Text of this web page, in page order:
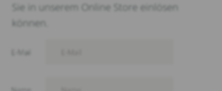
Sie in unserem Online Store einlösen
können.